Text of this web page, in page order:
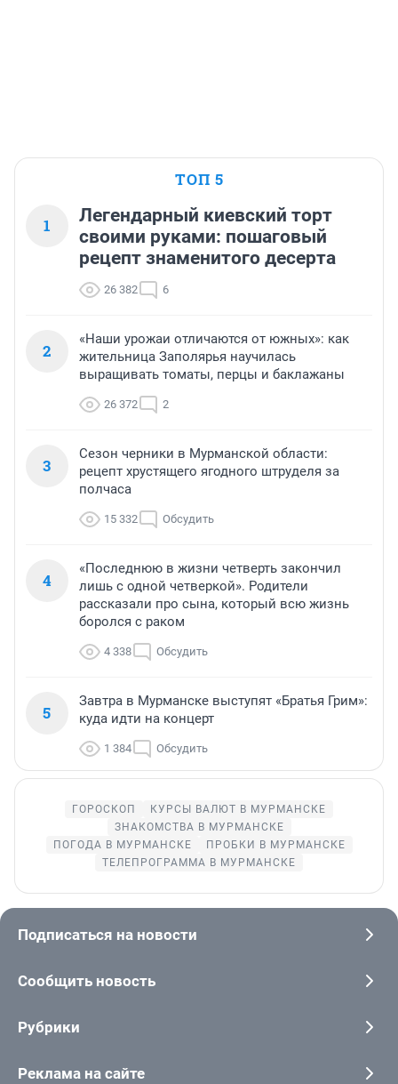
ТОП 5
1
Легендарный киевский торт
своими руками: пошаговый
рецепт знаменитого десерта
26 382 6
2
«Наши урожаи отличаются от южных»: как
жительница Заполярья научилась
выращивать томаты, перцы и баклажаны
26 372 2
3
Сезон черники в Мурманской области:
рецепт хрустящего ягодного штруделя за
полчаса
15 332 Обсудить
4
«Последнюю в жизни четверть закончил
лишь с одной четверкой». Родители
рассказали про сына, который всю жизнь
боролся с раком
4 338 Обсудить
5
Завтра в Мурманске выступят «Братья Грим»:
куда идти на концерт
1 384 Обсудить
ГОРОСКОП
КУРСЫ ВАЛЮТ В МУРМАНСКЕ
ЗНАКОМСТВА В МУРМАНСКЕ
ПОГОДА В МУРМАНСКЕ
ПРОБКИ В МУРМАНСКЕ
ТЕЛЕПРОГРАММА В МУРМАНСКЕ
Подписаться на новости
Сообщить новость
Рубрики
Реклама на сайте